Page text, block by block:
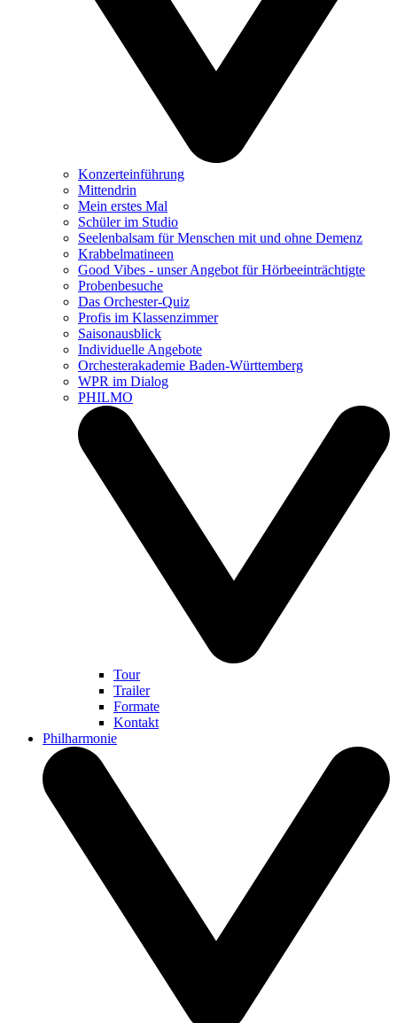
Konzerteinführung
Mittendrin
Mein erstes Mal
Schüler im Studio
Seelenbalsam für Menschen mit und ohne Demenz
Krabbelmatineen
Good Vibes - unser Angebot für Hörbeeinträchtigte
Probenbesuche
Das Orchester-Quiz
Profis im Klassenzimmer
Saisonausblick
Individuelle Angebote
Orchesterakademie Baden-Württemberg
WPR im Dialog
PHILMO
Tour
Trailer
Formate
Kontakt
Philharmonie